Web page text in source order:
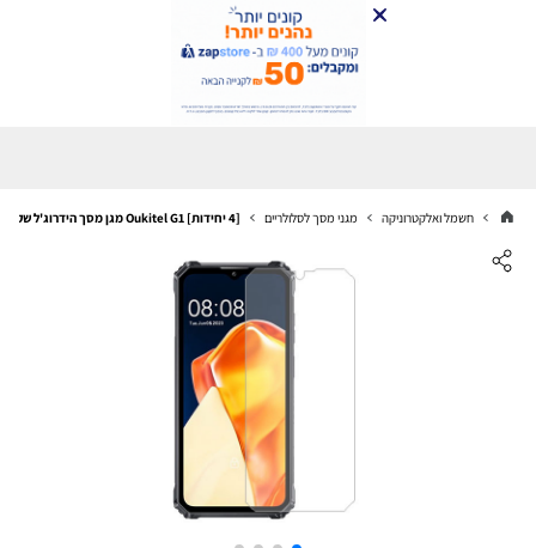
חשמל ואלקטרוניקה מגני מסך לסלולריים [4 יחידות] Oukitel G1 מגן מסך הידרוג'ל שקוף (סיליקון) סקרין מובייל